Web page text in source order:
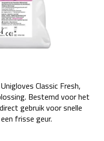
Classic Fresh,
Bestemd voor het
gebruik voor snelle
frisse geur.